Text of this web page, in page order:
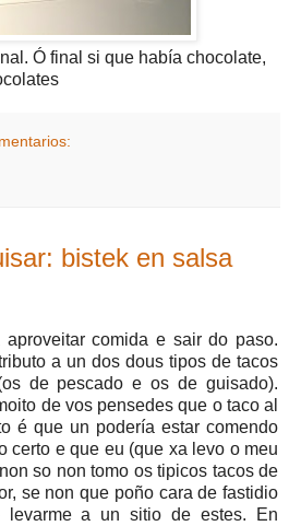
Ó final si que había chocolate,
bistek en salsa
comida e sair do paso.
a un dos dous tipos de tacos
de pescado e os de guisado).
de vos pensedes que o taco al
é que un podería estar comendo
certo e que eu (que xa levo o meu
so non tomo os tipicos tacos de
se non que poño cara de fastidio
levarme a un sitio de estes. En